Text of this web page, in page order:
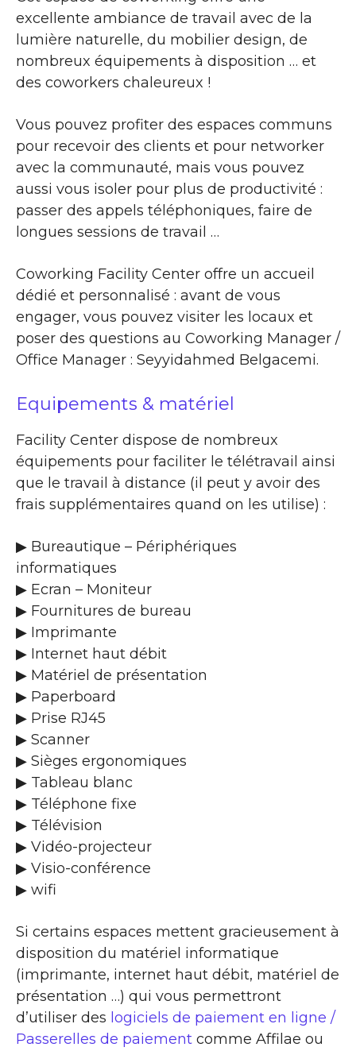
excellente ambiance de travail avec de la
lumière naturelle, du mobilier design, de
nombreux équipements à disposition … et
des coworkers chaleureux !
Vous pouvez profiter des espaces communs
pour recevoir des clients et pour networker
avec la communauté, mais vous pouvez
aussi vous isoler pour plus de productivité :
passer des appels téléphoniques, faire de
longues sessions de travail …
Coworking Facility Center offre un accueil
dédié et personnalisé : avant de vous
engager, vous pouvez visiter les locaux et
poser des questions au Coworking Manager /
Office Manager : Seyyidahmed Belgacemi.
Equipements & matériel
Facility Center dispose de nombreux
équipements pour faciliter le télétravail ainsi
que le travail à distance (il peut y avoir des
frais supplémentaires quand on les utilise) :
▶ Bureautique – Périphériques
informatiques
▶ Ecran – Moniteur
▶ Fournitures de bureau
▶ Imprimante
▶ Internet haut débit
▶ Matériel de présentation
▶ Paperboard
▶ Prise RJ45
▶ Scanner
▶ Sièges ergonomiques
▶ Tableau blanc
▶ Téléphone fixe
▶ Télévision
▶ Vidéo-projecteur
▶ Visio-conférence
▶ wifi
Si certains espaces mettent gracieusement à
disposition du matériel informatique
(imprimante, internet haut débit, matériel de
présentation …) qui vous permettront
d’utiliser des logiciels de paiement en ligne /
Passerelles de paiement comme Affilae ou